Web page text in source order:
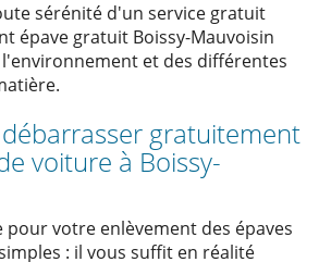
sérénité d'un service gratuit
épave gratuit Boissy-Mauvoisin
et des différentes
gratuitement
voiture à Boissy-
pour votre enlèvement des épaves
: il vous suffit en réalité